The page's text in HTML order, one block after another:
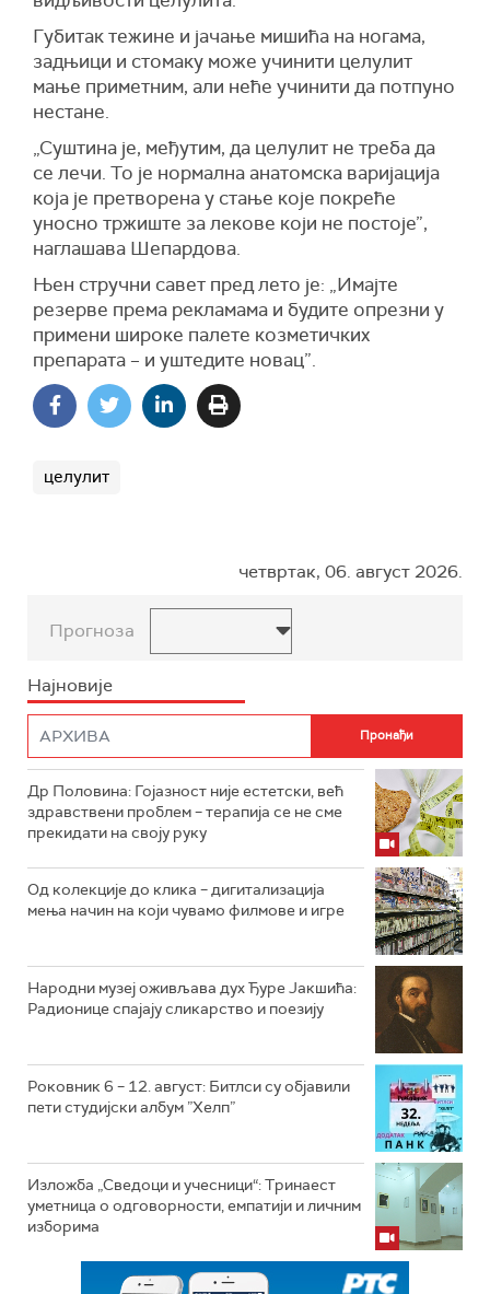
Губитак тежине и јачање мишића на ногама,
задњици и стомаку може учинити целулит
мање приметним, али неће учинити да потпуно
нестане.
„Суштина је, међутим, да целулит не треба да
се лечи. То је нормална анатомска варијација
која је претворена у стање које покреће
уносно тржиште за лекове који не постоје”,
наглашава Шепардова.
Њен стручни савет пред лето је: „Имајте
резерве према рекламама и будите опрезни у
примени широке палете козметичких
препарата – и уштедите новац”.
целулит
четвртак, 06. август 2026.
Прогноза
Најновије
Др Половина: Гојазност није естетски, већ
здравствени проблем – терапија се не сме
прекидати на своју руку
Од колекције до клика – дигитализација
мења начин на који чувамо филмове и игре
Народни музеј оживљава дух Ђуре Јакшића:
Радионице спајају сликарство и поезију
Роковник 6 – 12. август: Битлси су објавили
пети студијски албум ”Хелп”
Изложба „Сведоци и учесници“: Тринаест
уметница о одговорности, емпатији и личним
изборима